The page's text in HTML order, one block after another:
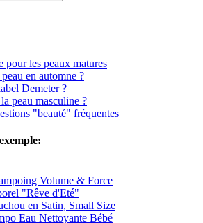
pour les peaux matures
en automne ?
Demeter ?
peau masculine ?
"beauté" fréquentes
Volume & Force
"Rêve d'Eté"
en Satin, Small Size
Eau Nettoyante Bébé